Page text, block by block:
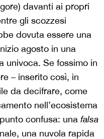
davanti ai propri
gli scozzesi
dovuta essere una
agosto in una
univoca. Se fossimo in
– inserito così, in
da decifrare, come
nell’ecosistema
confusa: una falsa
una nuvola rapida